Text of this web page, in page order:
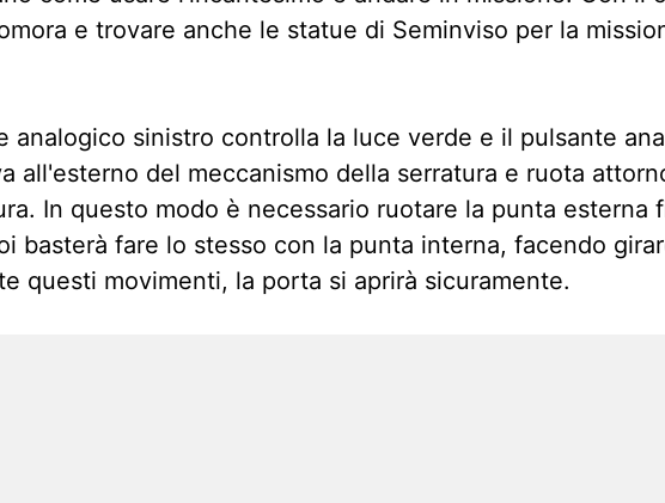
e trovare anche le statue di Seminviso per la
analogico sinistro controlla la luce verde e il pulsante
all'esterno del meccanismo della serratura e ruota
In questo modo è necessario ruotare la punta esterna
basterà fare lo stesso con la punta interna, facendo
questi movimenti, la porta si aprirà sicuramente.